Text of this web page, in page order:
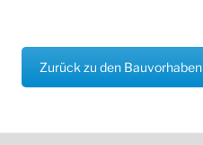
Zurück zu den Bauvorhaben